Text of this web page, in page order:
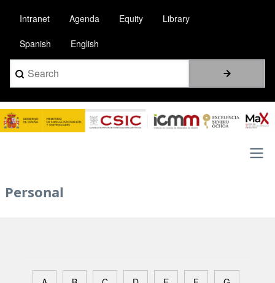
main
content
Intranet Agenda Equity Library
Spanish English
Search
Image
Personal